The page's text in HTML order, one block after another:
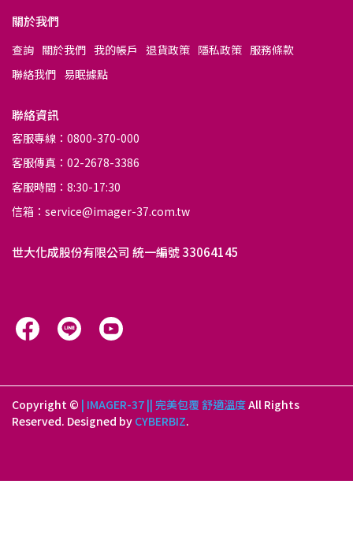
關於我們
查詢 關於我們 我的帳戶 退貨政策 隱私政策 服務條款
聯絡我們 易眠據點
聯絡資訊
客服專線：0800-370-000
客服傳真：02-2678-3386
客服時間：8:30-17:30
信箱：service@imager-37.com.tw
世大化成股份有限公司 統一編號 33064145
Copyright © | IMAGER-37 || 完美包覆 舒適溫度All Rights
Reserved. Designed by CYBERBIZ.